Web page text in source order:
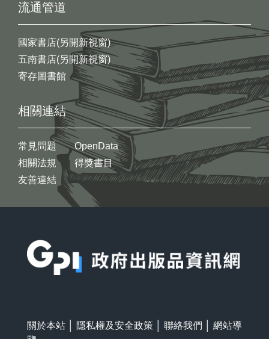
流通管道
國家書店(另開新視窗)
五南書店(另開新視窗)
寄存圖書館
相關連結
常見問題
相關法規
友善連結
OpenData
得獎書目
關於本站 隱私權及安全政策 聯絡我們
網站導